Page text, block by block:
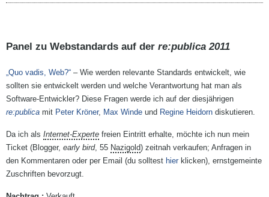
Panel zu Webstandards auf der re:publica 2011
„Quo vadis, Web?“ – Wie werden relevante Standards entwickelt, wie
sollten sie entwickelt werden und welche Verantwortung hat man als
Software-Entwickler? Diese Fragen werde ich auf der diesjährigen
re:publica mit Peter Kröner, Max Winde und Regine Heidorn diskutieren.
Da ich als Internet-Experte freien Eintritt erhalte, möchte ich nun mein
Ticket (Blogger, early bird, 55 Nazigold) zeitnah verkaufen; Anfragen in
den Kommentaren oder per Email (du solltest hier klicken), ernstgemeinte
Zuschriften bevorzugt.